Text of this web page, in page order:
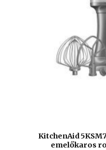
KitchenAid
emelőkaros